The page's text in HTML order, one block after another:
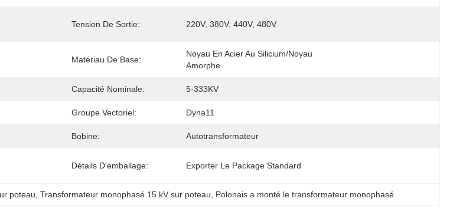
Tension De Sortie: 220V, 380V, 440V, 480V
Matériau De Base:
Noyau En Acier Au Silicium/noyau
Amorphe
Capacité Nominale: 5-333KV
Groupe Vectoriel: Dyna11
Bobine: Autotransformateur
Détails D'emballage: Exporter Le Package Standard
poteau Transformateur monophasé 15 kV sur poteau Polonais a monté le transformateur monophasé